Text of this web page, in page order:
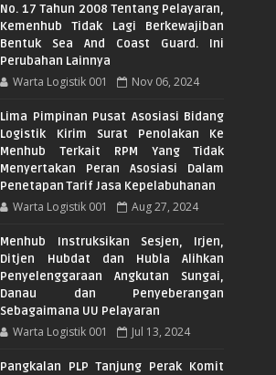
No. 17 Tahun 2008 Tentang Pelayaran,
Kemenhub Tidak Lagi Berkewajiban
Bentuk Sea And Coast Guard. Ini
Perubahan Lainnya
Warta Logistik 001 Nov 06, 2024
Lima Pimpinan Pusat Asosiasi Bidang
Logistik Kirim Surat Penolakan Ke
Menhub Terkait RPM Yang Tidak
Menyertakan Peran Asosiasi Dalam
Penetapan Tarif Jasa Kepelabuhanan
Warta Logistik 001 Aug 27, 2024
Menhub Instruksikan Sesjen, Irjen,
Ditjen Hubdat dan Hubla Alihkan
Penyelenggaraan Angkutan Sungai,
Danau dan Penyeberangan
Sebagaimana UU Pelayaran
Warta Logistik 001 Jul 13, 2024
Pangkalan PLP Tanjung Perak Komit